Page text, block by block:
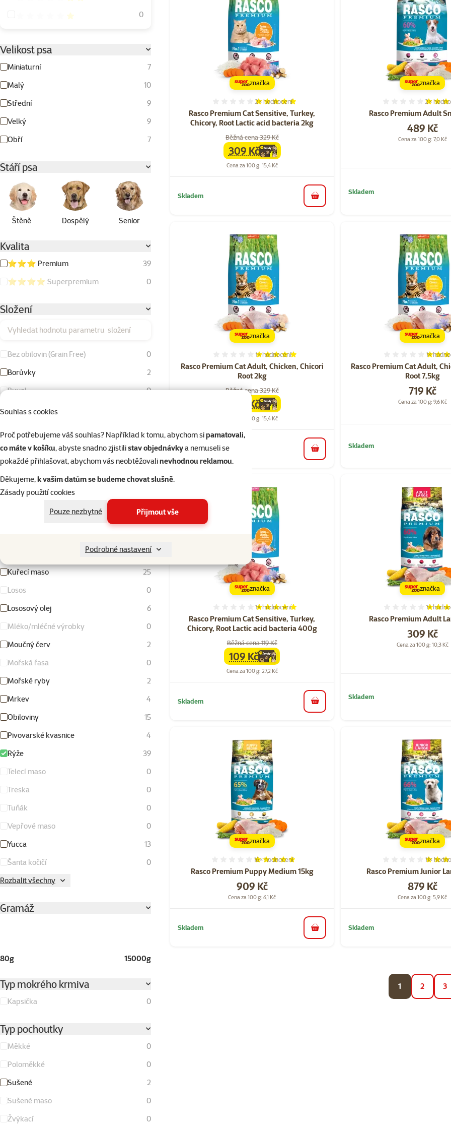
Souhlas s cookies
Proč potřebujeme váš souhlas? Například k tomu, abychom sipamatovali,
co máte v košíku, abyste snadno zjistilistav objednávkya nemuseli se
pokaždé přihlašovat, abychom vás neobtěžovalinevhodnou reklamou.
Děkujeme,k vašim datům se budeme chovat slušně.
Zásady použití cookies
Pouze nezbytné
Přijmout vše
Podrobné nastavení
Hodnocení 20%
0
Velikost psa
Miniaturní
7
Malý
10
Střední
9
Velký
9
Obří
7
Stáří psa
Štěně Dospělý Senior
Kvalita
⭐⭐⭐ Premium
39
⭐⭐⭐⭐ Superpremium
0
Složení
Vyhledat hodnotu parametru složení
Bez obilovin (Grain Free)
0
Borůvky
2
Buvol
0
Buvolí kůže
Hovězí maso
2
Hrášek
4
Jehněčí maso
2
Kachní maso
0
0
4
Kuřecí maso
25
Losos
0
Lososový olej
6
Mléko/mléčné výrobky
0
Moučný červ
2
Mořská řasa
0
Mořské ryby
2
Mrkev
4
Obiloviny
15
Pivovarské kvasnice
4
Rýže
39
Telecí maso
0
Treska
0
Tuňák
0
Vepřové maso
0
Yucca
13
Šanta kočičí
0
Rozbalit všechny
Gramáž
80g 15000g
Typ mokrého krmiva
Kapsička 0
Typ pochoutky
Měkké
0
Poloměkké
0
Sušené
2
Sušené maso
0
Žvýkací
0
Rasco Premium Cat Sensitive, Turkey,
Chicory, Root Lactic acid bacteria 2kg
Hodnocení 100%, počet hodnocení: 2
2× hodnocení
Běžná cena 329 Kč
familycena
309 Kč
Cena za 100 g: 15,4 Kč
značka
Skladem do košíku
Rasco Premium Adult
2×
Cena
489 Kč
Cena za 100 g: 7,0 Kč
značka
Skladem
Rasco Premium Cat Adult, Chicken, Chicori
Root 2kg
Hodnocení 100%, počet hodnocení: 1
1×hodnocení
Běžná cena 329 Kč
familycena
309 Kč
Cena za 100 g: 15,4 Kč
značka
Skladem do košíku
Rasco Premium Cat Adult,
Root 7,5kg
1×
Cena
719 Kč
Cena za 100 g: 9,6 Kč
značka
Skladem
Rasco Premium Cat Sensitive, Turkey,
Chicory, Root Lactic acid bacteria 400g
Hodnocení 100%, počet hodnocení: 1
1×hodnocení
Běžná cena 119 Kč
familycena
109 Kč
Cena za 100 g: 27,2 Kč
značka
Skladem do košíku
Rasco Premium Adult
1×
Cena
309 Kč
Cena za 100 g: 10,3 Kč
značka
Skladem
Rasco Premium Puppy Medium 15kg
Hodnocení 99%, počet hodnocení: 16
16×hodnocení
Cena
909 Kč
Cena za 100 g: 6,1 Kč
značka
Skladem do košíku
Rasco Premium Junior
11×
Cena
879 Kč
Cena za 100 g: 5,9 Kč
značka
Skladem
1 2 3